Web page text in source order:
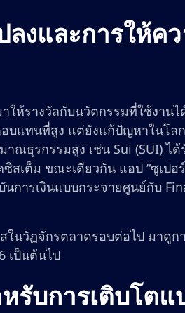
งและการให้ค
ห้รางวัลกับนวัตกรรมที่ใช้งานไ
บแทนที่สูง แต่ยังแก้ปัญหาในโลก
าณธุรกรรมสูง เช่น Sui (SUI) ไ
สเต็ม ขณะเดียวกัน แอป “ซูเปอ
การเงินแบบกระจายศูนย์กับ
ในวัฏจักรตลาดรอบต่อไป มาดู
เป็นต้นไป
รับการเติบโตแ